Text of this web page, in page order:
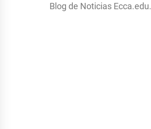
Blog de Noticias Ecca.edu.